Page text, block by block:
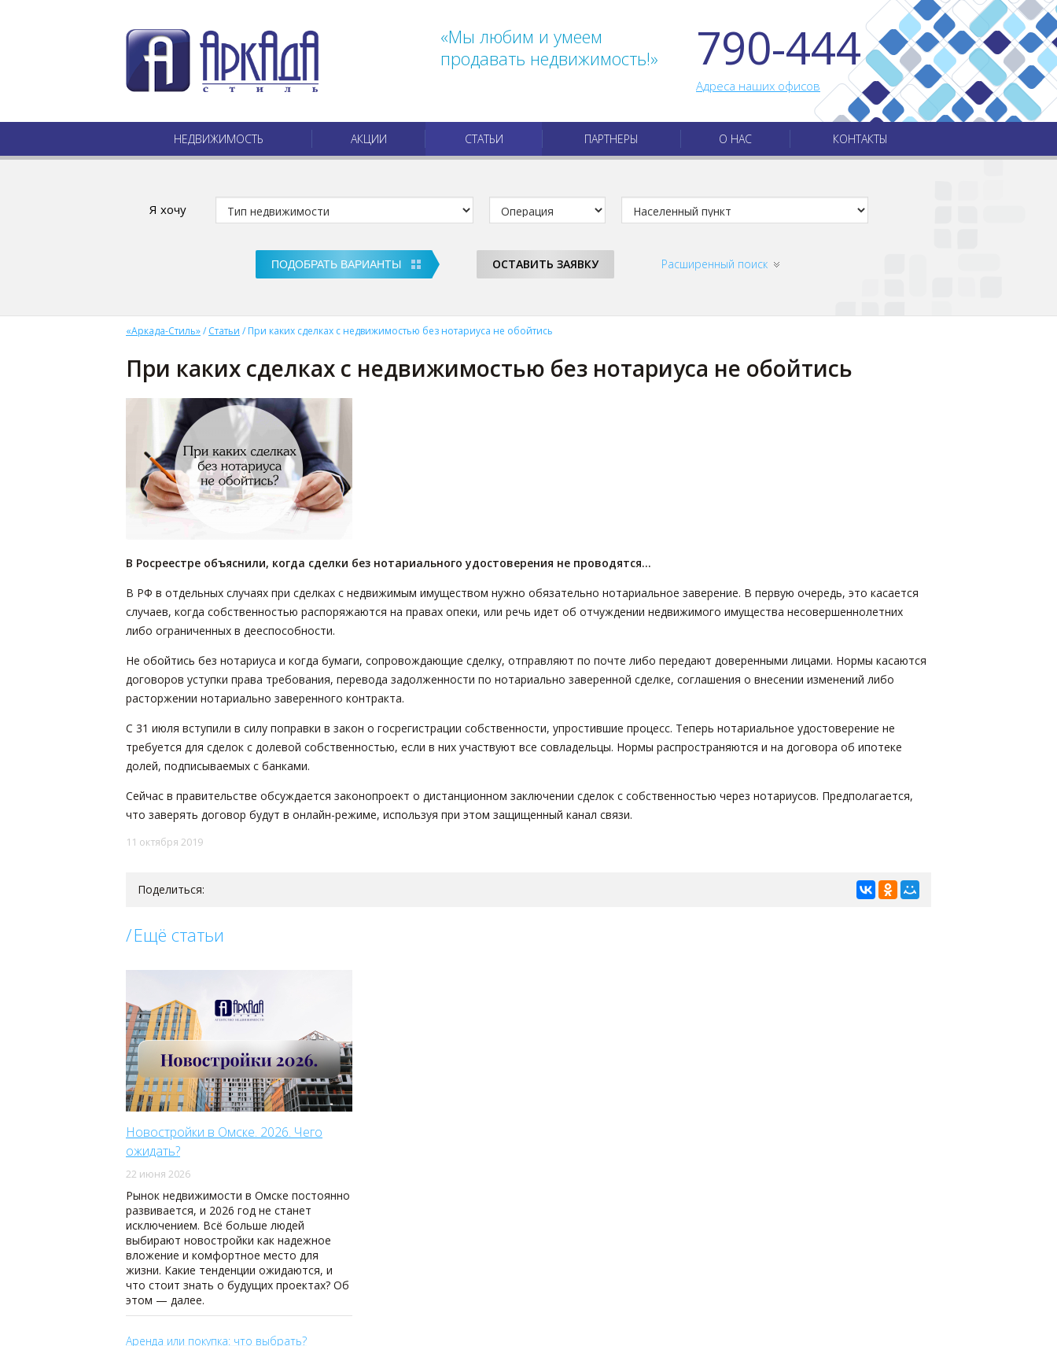
«Мы любим и умеем
продавать недвижимость!»
790-444
Адреса наших офисов
НЕДВИЖИМОСТЬ АКЦИИ СТАТЬИ ПАРТНЕРЫ О НАС КОНТАКТЫ
Я хочу
ОСТАВИТЬ ЗАЯВКУ Расширенный поиск
«Аркада-Стиль»/ Статьи / При каких сделках с недвижимостью без нотариуса не обойтись
При каких сделках с недвижимостью без нотариуса не обойтись
В Росреестре объяснили, когда сделки без нотариального удостоверения не проводятся...
В РФ в отдельных случаях при сделках с недвижимым имуществом нужно обязательно нотариальное заверение. В первую очередь, это касается
случаев, когда собственностью распоряжаются на правах опеки, или речь идет об отчуждении недвижимого имущества несовершеннолетних
либо ограниченных в дееспособности.
Не обойтись без нотариуса и когда бумаги, сопровождающие сделку, отправляют по почте либо передают доверенными лицами. Нормы касаются
договоров уступки права требования, перевода задолженности по нотариально заверенной сделке, соглашения о внесении изменений либо
расторжении нотариально заверенного контракта.
С 31 июля вступили в силу поправки в закон о госрегистрации собственности, упростившие процесс. Теперь нотариальное удостоверение не
требуется для сделок с долевой собственностью, если в них участвуют все совладельцы. Нормы распространяются и на договора об ипотеке
долей, подписываемых с банками.
Сейчас в правительстве обсуждается законопроект о дистанционном заключении сделок с собственностью через нотариусов. Предполагается,
что заверять договор будут в онлайн-режиме, используя при этом защищенный канал связи.
11 октября 2019
Поделиться:
Ещё статьи
Новостройки в Омске. 2026. Чего
ожидать?
22 июня 2026
Рынок недвижимости в Омске постоянно
развивается, и 2026 год не станет
исключением. Всё больше людей
выбирают новостройки как надежное
вложение и комфортное место для
жизни. Какие тенденции ожидаются, и
что стоит знать о будущих проектах? Об
этом — далее.
Аренда или покупка: что выбрать?